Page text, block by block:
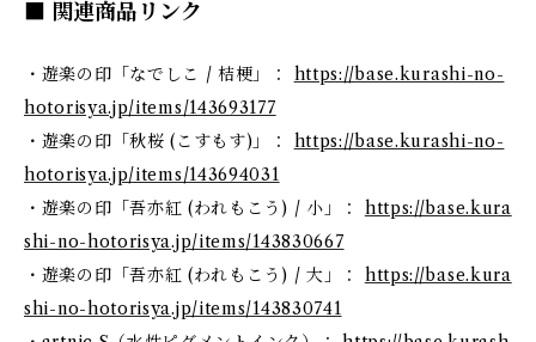
■ 関連商品リンク
・遊楽の印「なでしこ / 桔梗」： https://base.kurashi-no-
hotorisya.jp/items/143693177
・遊楽の印「秋桜 (こすもす)」： https://base.kurashi-no-
hotorisya.jp/items/143694031
・遊楽の印「吾亦紅 (われもこう) / 小」： https://base.kura
shi-no-hotorisya.jp/items/143830667
・遊楽の印「吾亦紅 (われもこう) / 大」： https://base.kura
shi-no-hotorisya.jp/items/143830741